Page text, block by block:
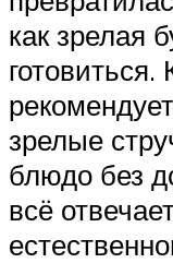
как зрелая
зрелые
блюдо без
всё